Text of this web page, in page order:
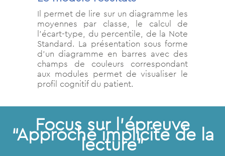
Il permet de lire sur un diagramme les
moyennes par classe, le calcul de
l’écart-type, du percentile, de la Note
Standard. La présentation sous forme
d’un diagramme en barres avec des
champs de couleurs correspondant
aux modules permet de visualiser le
profil cognitif du patient.
Focus sur l’épreuve
“Approche implicite de la
lecture”